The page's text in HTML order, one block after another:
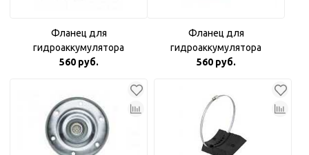
Фланец для
гидроаккумулятора
оцинкованный 3/4"
560 руб.
Фланец для
гидроаккумулятора
оцинкованный с пластиковой
560 руб.